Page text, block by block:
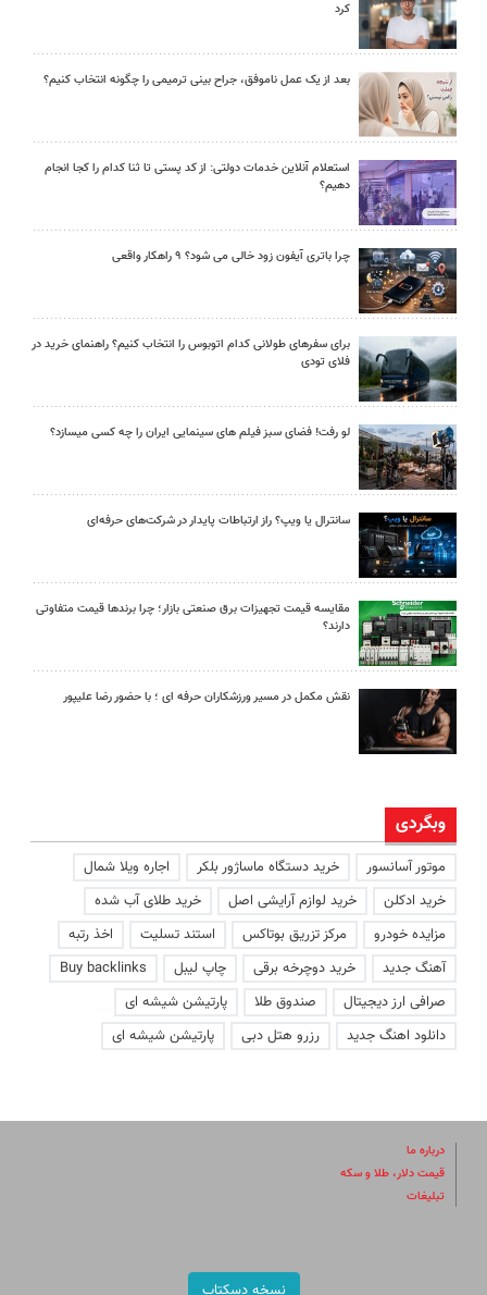
کرد
بعد از یک عمل ناموفق، جراح بینی ترمیمی را چگونه انتخاب کنیم؟
استعلام آنلاین خدمات دولتی: از کد پستی تا ثنا کدام را کجا انجام
دهیم؟
چرا باتری آیفون زود خالی می شود؟ ۹ راهکار واقعی
برای سفرهای طولانی کدام اتوبوس را انتخاب کنیم؟ راهنمای خرید در
فلای تودی
لو رفت! فضای سبز فیلم های سینمایی ایران را چه کسی میسازد؟
سانترال یا ویپ؟ راز ارتباطات پایدار در شرکت‌های حرفه‌ای
مقایسه قیمت تجهیزات برق صنعتی بازار؛ چرا برندها قیمت متفاوتی
دارند؟
نقش مکمل در مسیر ورزشکاران حرفه ای ؛ با حضور رضا علیپور
وبگردی
موتور آسانسور خرید دستگاه ماساژور بلکر
اجاره ویلا شمال
خرید ادکلن
خرید لوازم آرایشی اصل
خرید طلای آب شده
مزایده خودرو
مرکز تزریق بوتاکس استند تسلیت
اخذ رتبه
آهنگ جدید
خرید دوچرخه برقی چاپ لیبل
Buy backlinks
صرافی ارز دیجیتال
صندوق طلا
پارتیشن شیشه ای
دانلود اهنگ جدید
رزرو هتل دبی پارتیشن شیشه ای
درباره ما
قیمت دلار، طلا و سکه
تبلیغات